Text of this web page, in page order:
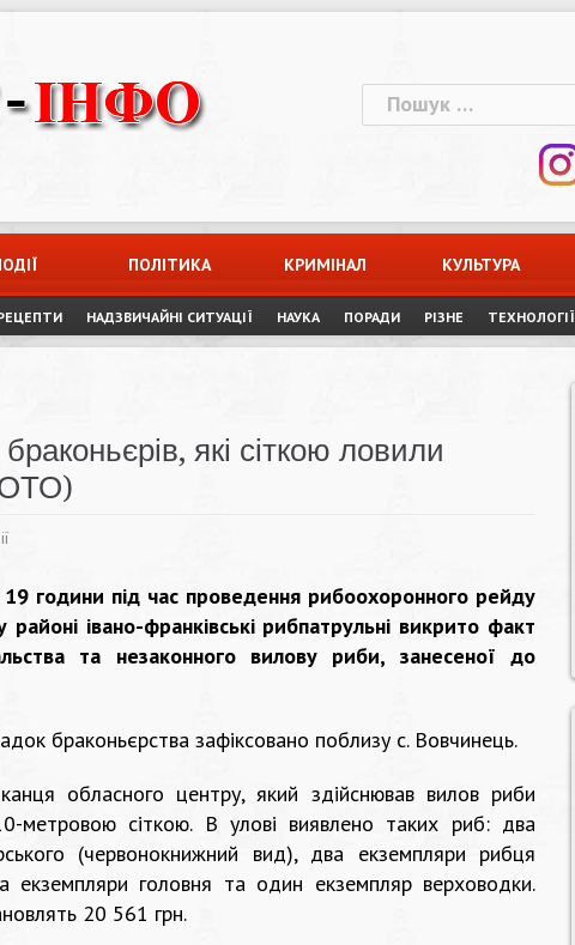
Пошук:
ПОЛІТИКА КРИМІНАЛ КУЛЬТУРА
НАДЗВИЧАЙНІ СИТУАЦІЇ НАУКА ПОРАДИ РІЗНЕ ТЕХНОЛОГІЇ
які сіткою ловили
години під час проведення рибоохоронного рейду
івано-франківські рибпатрульні викрито факт
та незаконного вилову риби, занесеної до
браконьєрства зафіксовано поблизу с. Вовчинець.
обласного центру, який здійснював вилов риби
метровою сіткою. В улові виявлено таких риб: два
(червонокнижний вид), два екземпляри рибця
головня та один екземпляр верховодки.
20 561 грн.